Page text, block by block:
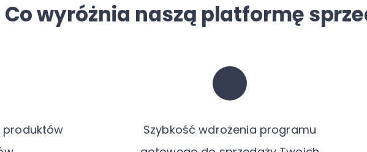
Co wyróżnia naszą platformę
produktów
Szybkość wdrożenia programu